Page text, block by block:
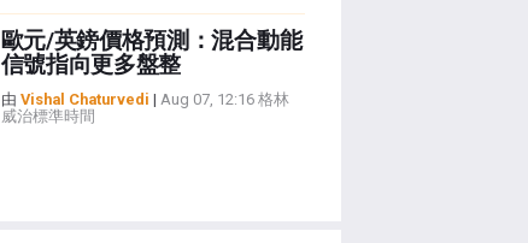
歐元/英鎊價格預測：混合動能
信號指向更多盤整
由 Vishal Chaturvedi | Aug 07, 12:16 格林
威治標準時間